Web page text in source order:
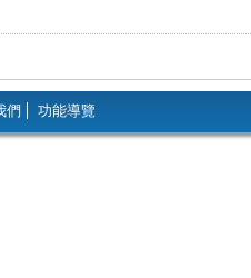
們 功能導覽